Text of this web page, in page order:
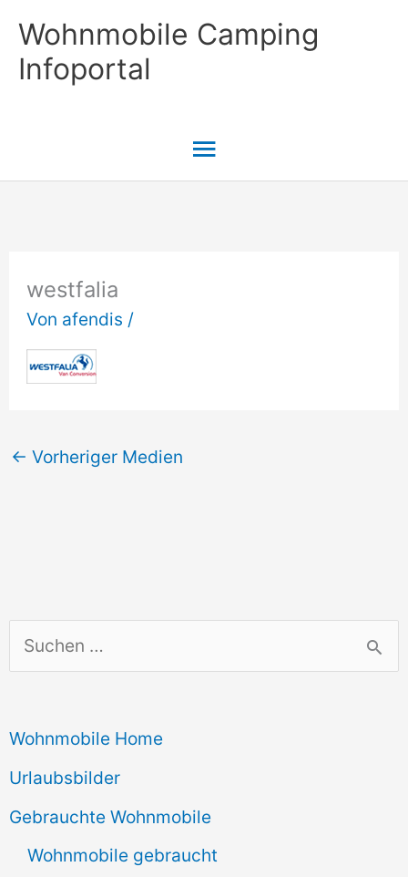
Inhalt
springen
Wohnmobile Camping
Infoportal
Hauptmenü
u
h
e
n
Wohnmobile Home
Urlaubsbilder
Gebrauchte Wohnmobile
Wohnmobile gebraucht
westfalia
Von afendis /
← Vorheriger Medien